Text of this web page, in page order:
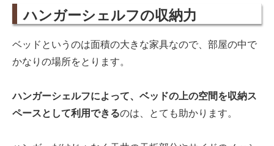
ハンガーシェルフの収納力
ベッドというのは面積の大きな家具なので、部屋の中で
かなりの場所をとります。
ハンガーシェルフによって、ベッドの上の空間を収納ス
ペースとして利用できるのは、とても助かります。